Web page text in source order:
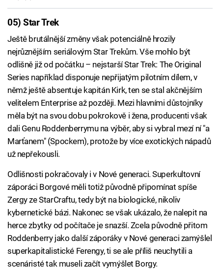
05) Star Trek
Ještě brutálnější změny však potenciálně hrozily
nejrůznějším seriálovým Star Trekům. Vše mohlo být
odlišně již od počátku – nejstarší Star Trek: The Original
Series například disponuje nepřijatým pilotním dílem, v
němž ještě absentuje kapitán Kirk, ten se stal akčnějším
velitelem Enterprise až později. Mezi hlavními důstojníky
měla být na svou dobu pokrokově i žena, producenti však
dali Genu Roddenberrymu na výběr, aby si vybral mezí ní "a
Marťanem" (Spockem), protože by více exotických nápadů
už nepřekousli.
Odlišnosti pokračovaly i v Nové generaci. Superkultovní
záporáci Borgové měli totiž původně připomínat spíše
Zergy ze StarCraftu, tedy být na biologické, nikoliv
kybernetické bázi. Nakonec se však ukázalo, že nalepit na
herce zbytky od počítače je snazší. Zcela původně přitom
Roddenberry jako další záporáky v Nové generaci zamýšlel
superkapitalistické Ferengy, ti se ale příliš neuchytili a
scenáristé tak museli začít vymýšlet Borgy.